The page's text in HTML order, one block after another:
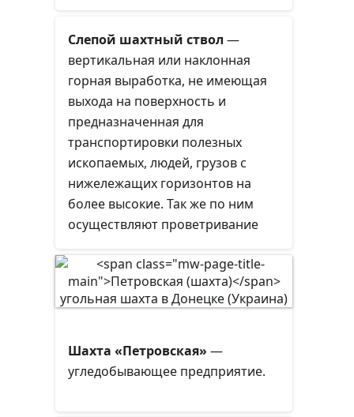
вентиляции, стока воды
и так далее.
Слепой шахтный ствол —
вертикальная или наклонная
горная выработка, не имеющая
выхода на поверхность и
предназначенная для
транспортировки полезных
ископаемых, людей, грузов с
нижележащих горизонтов на
более высокие. Так же по ним
осуществляют проветривание
Шахта «Петровская» —
угледобывающее предприятие.